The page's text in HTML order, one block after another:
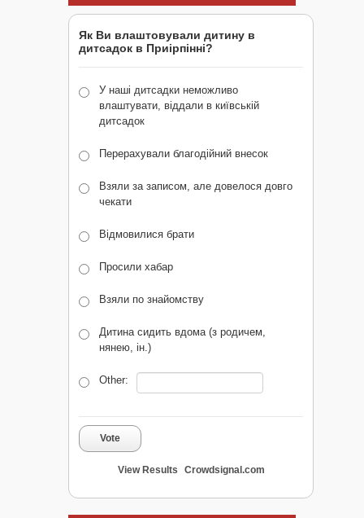
Як Ви влаштовували дитину в
дитсадок в Приірпінні?
У наші дитсадки неможливо
влаштувати, віддали в київській
дитсадок
Перерахували благодійний внесок
Взяли за записом, але довелося довго
чекати
Відмовилися брати
Просили хабар
Взяли по знайомству
Дитина сидить вдома (з родичем,
нянею, ін.)
Other:
Vote
View Results Crowdsignal.com